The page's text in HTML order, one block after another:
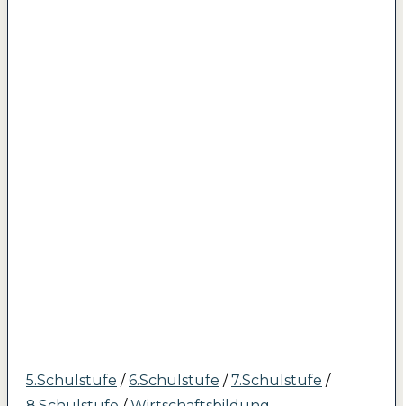
5.Schulstufe /6.Schulstufe /7.Schulstufe /